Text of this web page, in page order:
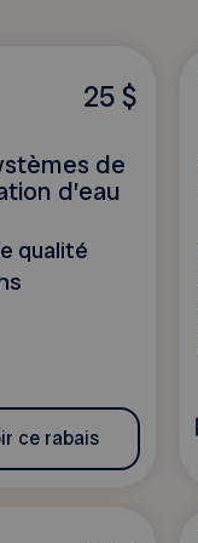
25 $
de
d’eau
qualité
ce rabais